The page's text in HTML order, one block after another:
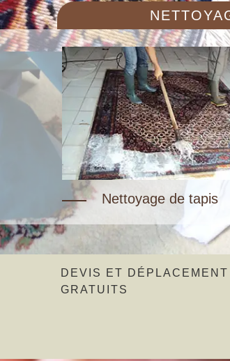
Nettoyage de tapis
DEVIS ET DÉPLACEMENT
GRATUITS